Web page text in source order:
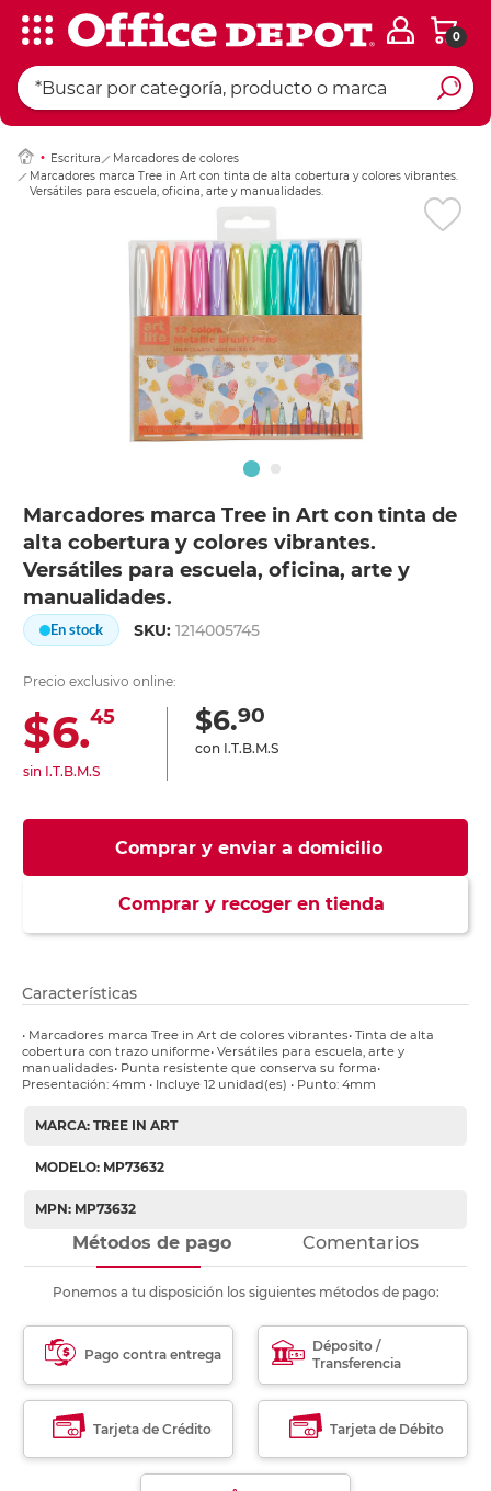
0
Escritura
Marcadores de colores
Marcadores marca Tree in Art con tinta de alta cobertura y colores vibrantes.
Versátiles para escuela, oficina, arte y manualidades.
Marcadores marca Tree in Art con tinta de
alta cobertura y colores vibrantes.
Versátiles para escuela, oficina, arte y
manualidades.
En stock SKU:1214005745
Precio exclusivo online:
$6.45
sin I.T.B.M.S
$6.90
con I.T.B.M.S
Comprar y enviar a domicilio
Comprar y recoger en tienda
Ingresar Codigo
Características
• Marcadores marca Tree in Art de colores vibrantes• Tinta de alta
cobertura con trazo uniforme• Versátiles para escuela, arte y
manualidades• Punta resistente que conserva su forma•
Presentación: 4mm • Incluye 12 unidad(es) • Punto: 4mm
MARCA: TREE IN ART
MODELO: MP73632
MPN: MP73632
Métodos de pago Comentarios
Ponemos a tu disposición los siguientes métodos de pago:
Pago contra entrega
Déposito /
Transferencia
Tarjeta de Crédito Tarjeta de Débito